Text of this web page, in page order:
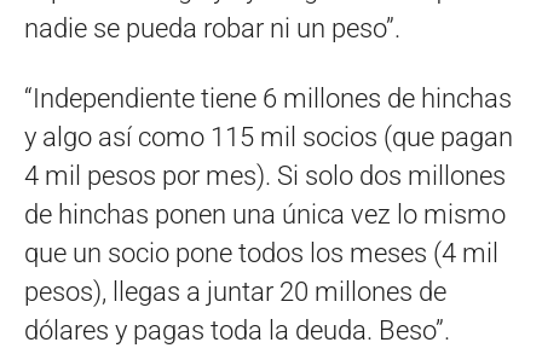
nadie se pueda robar ni un peso”.
“Independiente tiene 6 millones de hinchas
y algo así como 115 mil socios (que pagan
4 mil pesos por mes). Si solo dos millones
de hinchas ponen una única vez lo mismo
que un socio pone todos los meses (4 mil
pesos), llegas a juntar 20 millones de
dólares y pagas toda la deuda. Beso”.